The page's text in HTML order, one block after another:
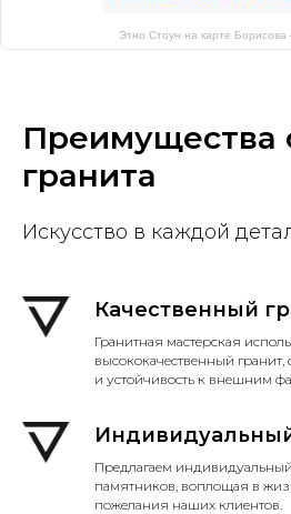
Этно Стоун на карте
Преимущества
гранита
Искусство в каждой
Качественный
Гранитная мастерская
высококачественный гранит,
и устойчивость к внешним
Предлагаем
памятников, воплощая в
пожелания наших клиентов.